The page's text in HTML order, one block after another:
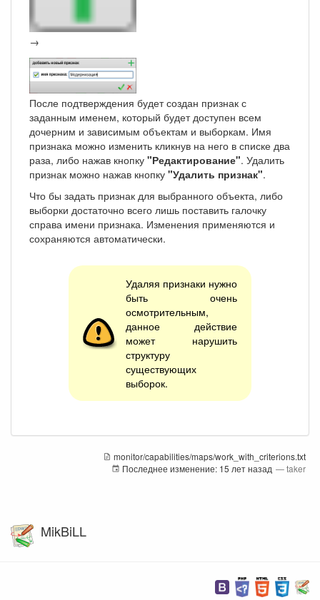
→
После подтверждения будет создан признак с
заданным именем, который будет доступен всем
дочерним и зависимым объектам и выборкам. Имя
признака можно изменить кликнув на него в списке два
раза, либо нажав кнопку "Редактирование". Удалить
признак можно нажав кнопку "Удалить признак".
Что бы задать признак для выбранного объекта, либо
выборки достаточно всего лишь поставить галочку
справа имени признака. Изменения применяются и
сохраняются автоматически.
Удаляя признаки нужно
быть очень
осмотрительным,
данное действие
может нарушить
структуру
существующих
выборок.
monitor/capabilities/maps/work_with_criterions.txt
Последнее изменение: 15 лет назад —taker
MikBiLL